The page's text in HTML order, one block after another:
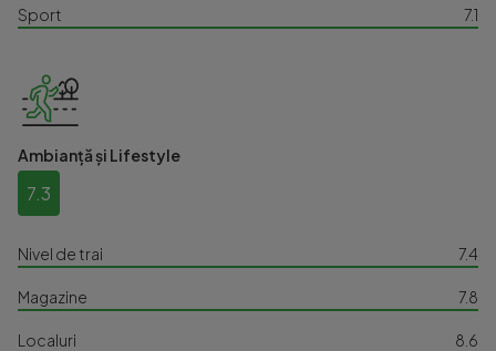
Sport 7.1
Ambianță și Lifestyle
7.3
Nivel de trai 7.4
Magazine 7.8
Localuri 8.6